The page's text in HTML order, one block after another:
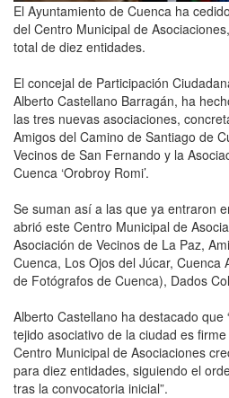
El Ayuntamiento de Cuenca ha
del Centro Municipal de
total de diez entidades.
El concejal de Participación
Alberto Castellano Barragán, ha
las tres nuevas asociaciones,
Amigos del Camino de Santiago de
Vecinos de San Fernando y la
Cuenca ‘Orobroy Romi’.
Se suman así a las que ya entraron
abrió este Centro Municipal de
Asociación de Vecinos de La Paz,
Cuenca, Los Ojos del Júcar, Cuenca
de Fotógrafos de Cuenca), Dados
Alberto Castellano ha destacado que
tejido asociativo de la ciudad es
Centro Municipal de Asociaciones
para diez entidades, siguiendo el
tras la convocatoria inicial”.